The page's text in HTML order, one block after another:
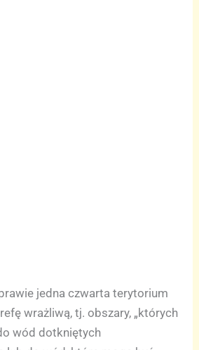
jedna czwarta terytorium
wrażliwą, tj. obszary, „których
wód dotkniętych